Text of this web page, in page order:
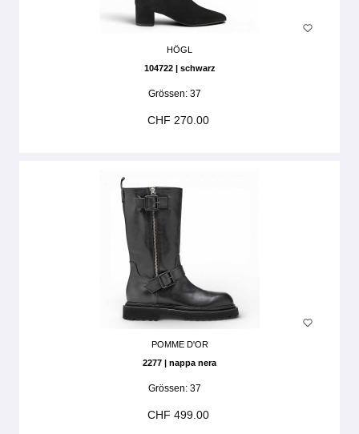
HÖGL
104722 | schwarz
Grössen: 37
CHF 270.00
POMME D'OR
2277 | nappa nera
Grössen: 37
CHF 499.00